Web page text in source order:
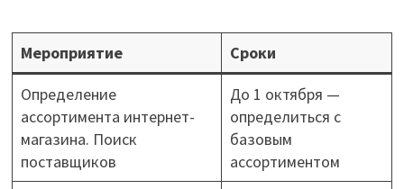
Мероприятие
Сроки
Определение
ассортимента интернет-
магазина. Поиск
поставщиков
До 1 октября —
определиться с
базовым
ассортиментом